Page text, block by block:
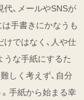
、メールやSNSが
手書きにかなうも
ではなく、人や仕
うな手紙にするた
しく考えず、自分
手紙から始まる幸